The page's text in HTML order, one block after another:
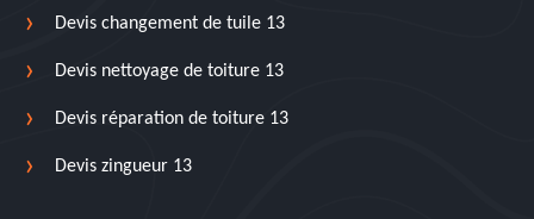
Devis changement de tuile 13
Devis nettoyage de toiture 13
Devis réparation de toiture 13
Devis zingueur 13